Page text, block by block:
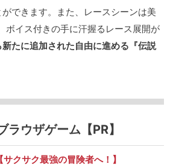
できます。また、レースシーンは美
ボイス付きの手に汗握るレース展開が
たに追加された自由に進める『伝説
ラウザゲーム【PR】
【サクサク最強の冒険者へ！】